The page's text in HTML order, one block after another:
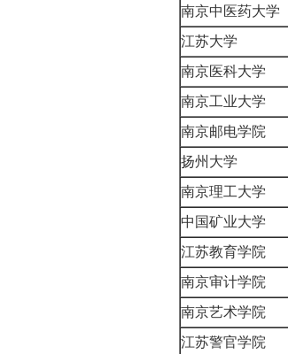
南京中医药大学
江苏大学
南京医科大学
南京工业大学
南京邮电学院
扬州大学
南京理工大学
中国矿业大学
江苏教育学院
南京审计学院
南京艺术学院
江苏警官学院